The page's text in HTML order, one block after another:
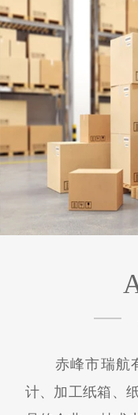
赤峰市瑞航有
计、加工纸箱、